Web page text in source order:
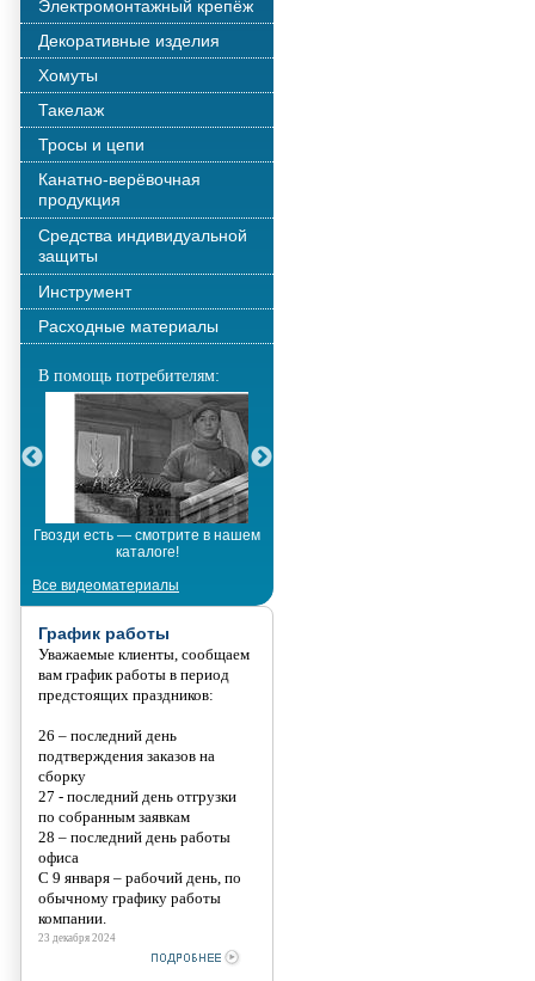
Электромонтажный крепёж
Декоративные изделия
Хомуты
Такелаж
Тросы и цепи
Канатно-верёвочная
продукция
Средства индивидуальной
защиты
Инструмент
Расходные материалы
В помощь потребителям:
Гвозди есть — смотрите в нашем
каталоге!
Все видеоматериалы
График работы
Уважаемые клиенты, сообщаем
вам график работы в период
предстоящих праздников:
26 – последний день
подтверждения заказов на
сборку
27 - последний день отгрузки
по собранным заявкам
28 – последний день работы
офиса
С 9 января – рабочий день, по
обычному графику работы
компании.
23 декабря 2024